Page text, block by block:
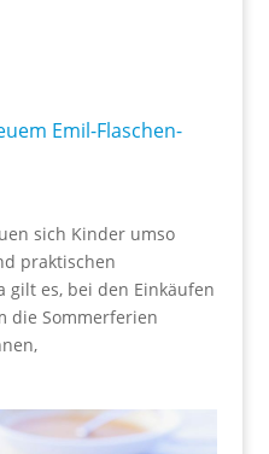
Emil-Flaschen-
sich Kinder umso
praktischen
gilt es, bei den Einkäufen
die Sommerferien